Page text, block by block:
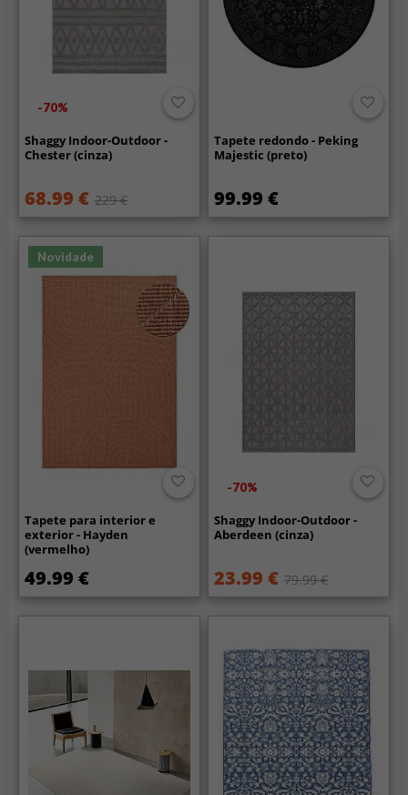
-70%
Shaggy Indoor-Outdoor -
Chester (cinza)
68.99 € 229 €
Tapete redondo - Peking
Majestic (preto)
99.99 €
Novidade
Tapete para interior e
exterior - Hayden
(vermelho)
49.99 €
-70%
Shaggy Indoor-Outdoor -
Aberdeen (cinza)
23.99 € 79.99 €